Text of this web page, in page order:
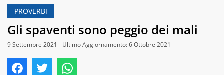
PROVERBI
Gli spaventi sono peggio dei mali
9 Settembre 2021 - Ultimo Aggiornamento: 6 Ottobre 2021